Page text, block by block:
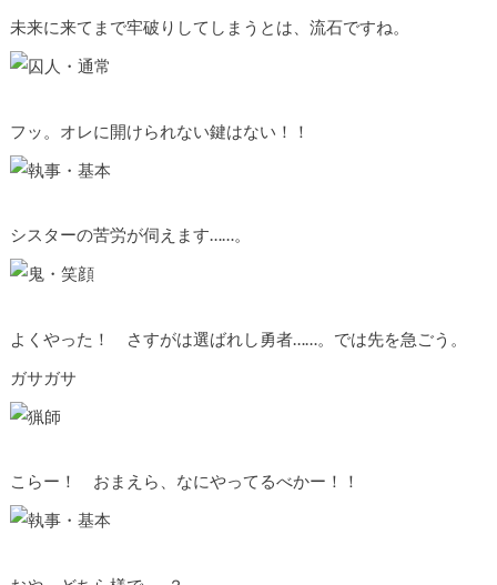
未来に来てまで牢破りしてしまうとは、流石ですね。
フッ。オレに開けられない鍵はない！！
シスターの苦労が伺えます……。
よくやった！ さすがは選ばれし勇者……。では先を急ごう。
ガサガサ
こらー！ おまえら、なにやってるべかー！！